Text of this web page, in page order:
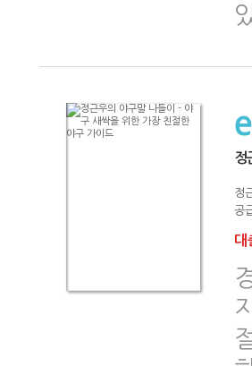
정
정
공
대